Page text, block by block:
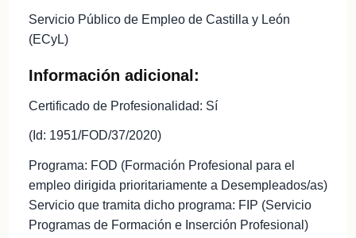
Servicio Público de Empleo de Castilla y León
(ECyL)
Información adicional:
Certificado de Profesionalidad: Sí
(Id: 1951/FOD/37/2020)
Programa: FOD (Formación Profesional para el
empleo dirigida prioritariamente a Desempleados/as)
Servicio que tramita dicho programa: FIP (Servicio
Programas de Formación e Inserción Profesional)